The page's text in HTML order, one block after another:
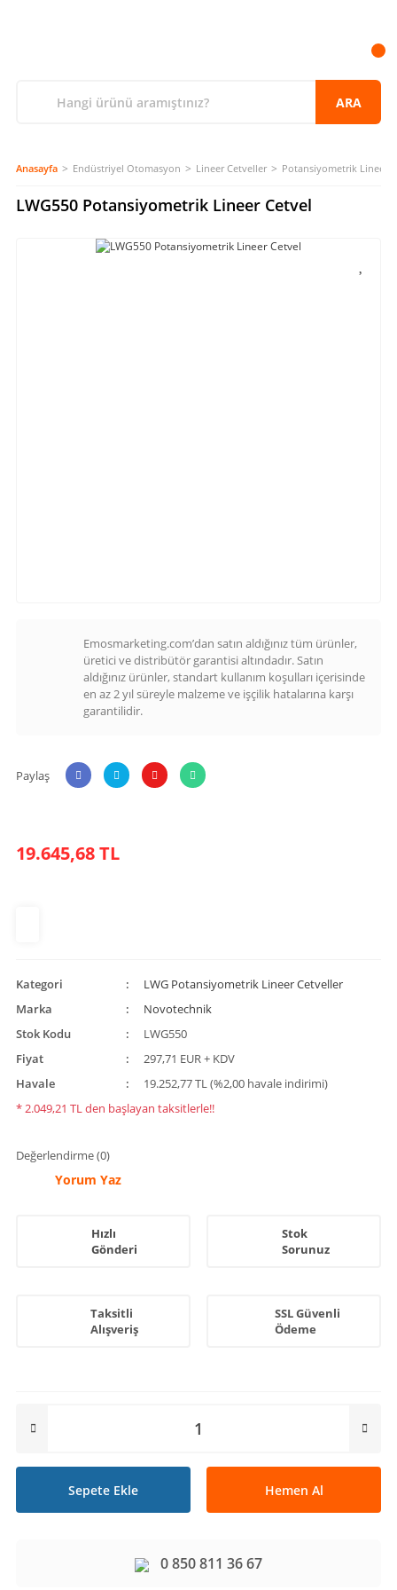
ARA
Anasayfa Endüstriyel Otomasyon Lineer Cetveller Potansiyometrik Lineer
LWG550 Potansiyometrik Lineer Cetvel
Emosmarketing.com’dan satın aldığınız tüm ürünler,
üretici ve distribütör garantisi altındadır. Satın
aldığınız ürünler, standart kullanım koşulları içerisinde
en az 2 yıl süreyle malzeme ve işçilik hatalarına karşı
garantilidir.
Paylaş
19.645,68 TL
Kategori
LWG Potansiyometrik Lineer Cetveller
Marka
Novotechnik
Stok Kodu
LWG550
Fiyat
297,71 EUR + KDV
Havale
19.252,77 TL (%2,00 havale indirimi)
* 2.049,21 TL den başlayan taksitlerle!!
Değerlendirme (0)
Yorum Yaz
Hızlı
Gönderi
Stok
Sorunuz
Taksitli
Alışveriş
SSL Güvenli
Ödeme
Sepete Ekle Hemen Al
0 850 811 36 67